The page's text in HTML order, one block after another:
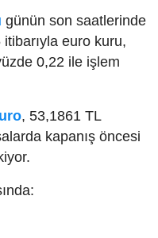
günün son saatlerinde
euro kuru,
0,22 ile işlem
, 53,1861 TL
kapanış öncesi